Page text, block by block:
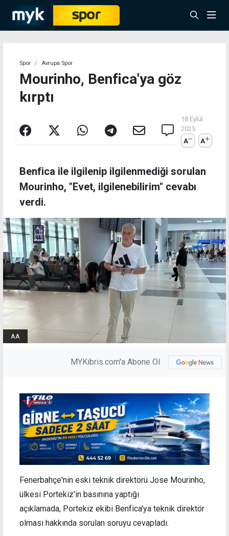
Spor Avrupa Spor
Mourinho, Benfica'ya göz
kırptı
18 Eylül
2025
A
A
Benfica ile ilgilenip ilgilenmediği sorulan
Mourinho, "Evet, ilgilenebilirim" cevabı
verdi.
AA
MYKibris.com'a Abone Ol
Fenerbahçe'nin eski teknik direktörü Jose Mourinho,
ülkesi Portekiz'in basınına yaptığı
açıklamada, Portekiz ekibi Benfica'ya teknik direktör
olması hakkında sorulan soruyu cevapladı.